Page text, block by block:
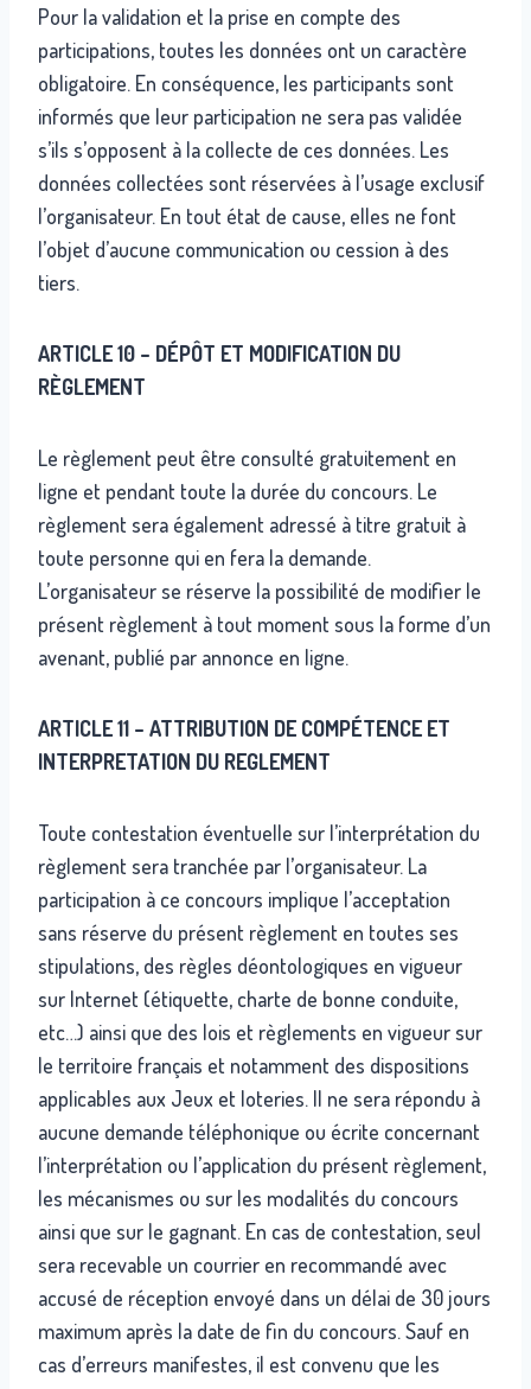
Pour la validation et la prise en compte des
participations, toutes les données ont un caractère
obligatoire. En conséquence, les participants sont
informés que leur participation ne sera pas validée
s’ils s’opposent à la collecte de ces données. Les
données collectées sont réservées à l’usage exclusif
l’organisateur. En tout état de cause, elles ne font
l’objet d’aucune communication ou cession à des
tiers.
ARTICLE 10 – DÉPÔT ET MODIFICATION DU
RÈGLEMENT
Le règlement peut être consulté gratuitement en
ligne et pendant toute la durée du concours. Le
règlement sera également adressé à titre gratuit à
toute personne qui en fera la demande.
L’organisateur se réserve la possibilité de modifier le
présent règlement à tout moment sous la forme d’un
avenant, publié par annonce en ligne.
ARTICLE 11 – ATTRIBUTION DE COMPÉTENCE ET
INTERPRETATION DU REGLEMENT
Toute contestation éventuelle sur l’interprétation du
règlement sera tranchée par l’organisateur. La
participation à ce concours implique l’acceptation
sans réserve du présent règlement en toutes ses
stipulations, des règles déontologiques en vigueur
sur Internet (étiquette, charte de bonne conduite,
etc…) ainsi que des lois et règlements en vigueur sur
le territoire français et notamment des dispositions
applicables aux Jeux et loteries. Il ne sera répondu à
aucune demande téléphonique ou écrite concernant
l’interprétation ou l’application du présent règlement,
les mécanismes ou sur les modalités du concours
ainsi que sur le gagnant. En cas de contestation, seul
sera recevable un courrier en recommandé avec
accusé de réception envoyé dans un délai de 30 jours
maximum après la date de fin du concours. Sauf en
cas d’erreurs manifestes, il est convenu que les